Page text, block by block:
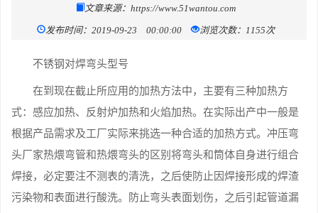
文章来源：https://www.51wantou.com
发布时间：2019-09-23 00:00:00 浏览次数：1155次
不锈钢对焊弯头型号
在到现在截止所应用的加热方法中，主要有三种加热方
式：感应加热、反射炉加热和火焰加热。在实际出产中一般是
根据产品需求及工厂实际来挑选一种合适的加热方式。冲压弯
头厂家热煨弯管和热煨弯头的区别将弯头和筒体自身进行组合
焊接，必定要注不测表的清洗，之后使防止因焊接形成的焊渣
污染物和表面进行酸洗。防止弯头表面划伤，之后引起管道漏